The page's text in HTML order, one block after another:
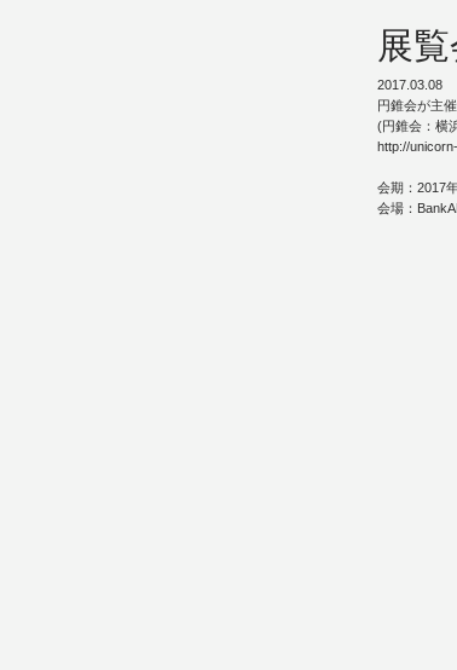
展
2017.03.08
円錐会が主
(円錐会：横
http://
会期：2017
会場：